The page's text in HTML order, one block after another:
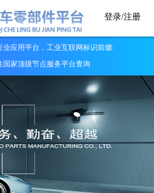
登录/注册
应用平台，工业互联网标识前缀:
国家顶级节点服务平台查询